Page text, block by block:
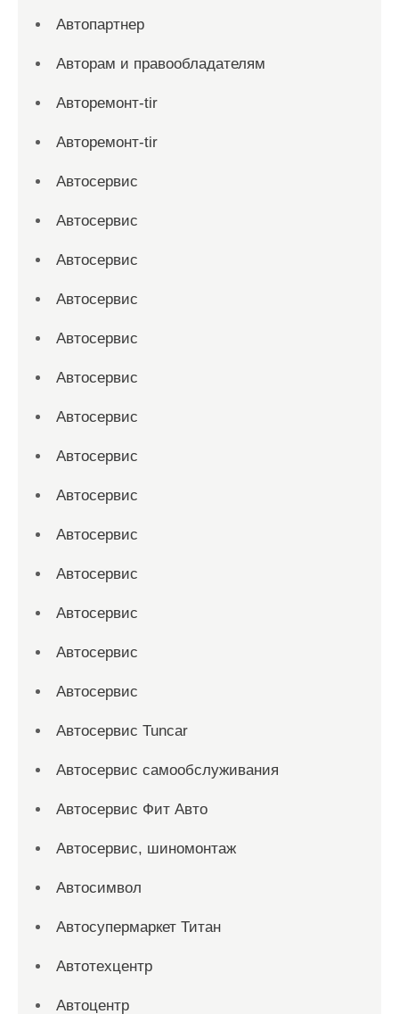
Автопартнер
Авторам и правообладателям
Авторемонт-tir
Авторемонт-tir
Автосервис
Автосервис
Автосервис
Автосервис
Автосервис
Автосервис
Автосервис
Автосервис
Автосервис
Автосервис
Автосервис
Автосервис
Автосервис
Автосервис
Автосервис Tuncar
Автосервис самообслуживания
Автосервис Фит Авто
Автосервис, шиномонтаж
Автосимвол
Автосупермаркет Титан
Автотехцентр
Автоцентр